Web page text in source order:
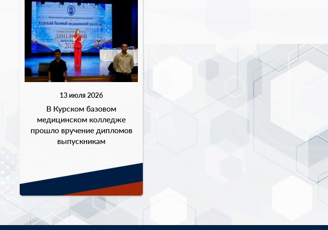
13 июля 2026
В Курском базовом
медицинском колледже
прошло вручение дипломов
выпускникам